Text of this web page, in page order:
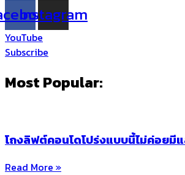
Instagram
YouTube
Subscribe
Most Popular:
โถงลิฟต์คอนโดโปร่งแบบนี้ไม่ค่อยมี
Read More »